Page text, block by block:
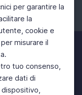
per garantire la
la
cookie e
misurare il
tuo consenso,
dati di
Twitter